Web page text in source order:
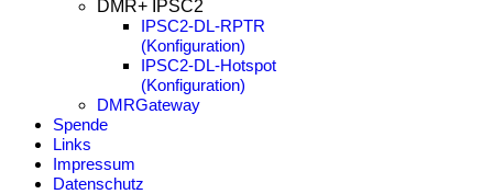
DMR+ IPSC2
IPSC2-DL-RPTR
(Konfiguration)
IPSC2-DL-Hotspot
(Konfiguration)
DMRGateway
Spende
Links
Impressum
Datenschutz